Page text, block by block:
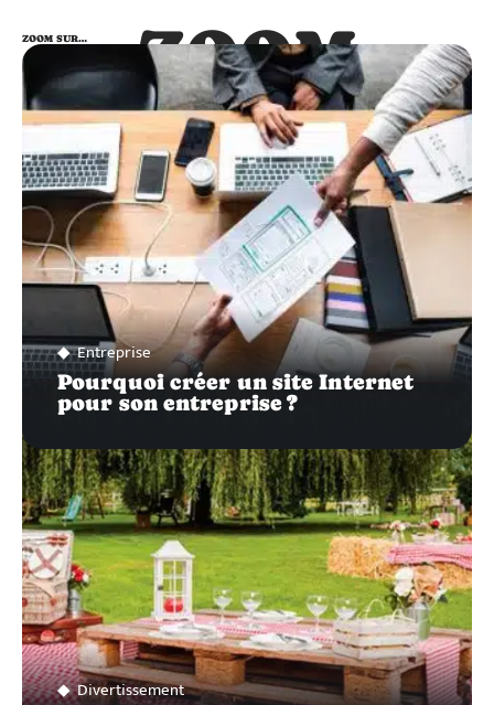
ZOOM
SUR…
ZOOM SUR…
Entreprise
Pourquoi créer un site Internet
pour son entreprise ?
Divertissement